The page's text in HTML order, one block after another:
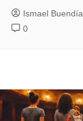
Ismael Buendía
0